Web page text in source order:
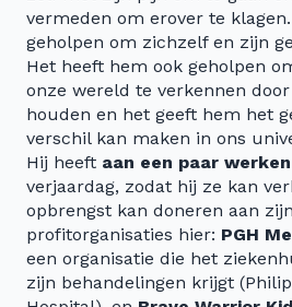
vermeden om erover te
geholpen om zichzelf en zijn
Het heeft hem ook geholpen
onze wereld te verkennen
houden en het geeft hem het
verschil kan maken in ons
Hij heeft aan een paar
verjaardag, zodat hij ze kan
opbrengst kan doneren aan
profitorganisaties hier: PGH
een organisatie die het
zijn behandelingen krijgt